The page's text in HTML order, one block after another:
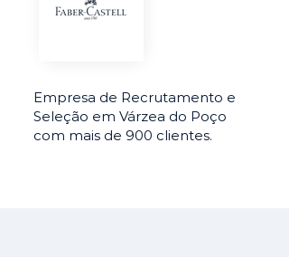
Empresa de Recrutamento e
Seleção em Várzea do Poço
com mais de 900 clientes.